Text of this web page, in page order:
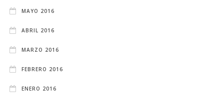
MAYO 2016
ABRIL 2016
MARZO 2016
FEBRERO 2016
ENERO 2016